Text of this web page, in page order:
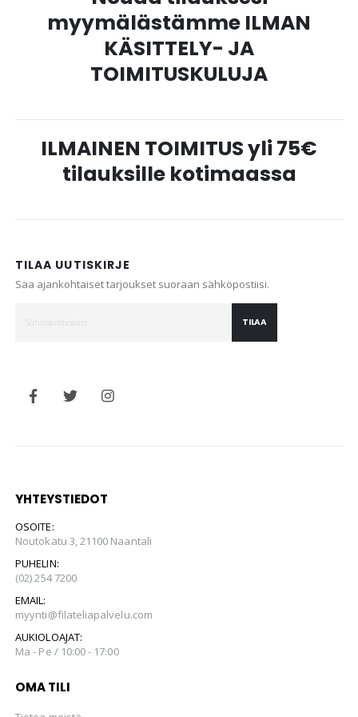
myymälästämme ILMAN
KÄSITTELY- JA
TOIMITUSKULUJA
ILMAINEN TOIMITUS yli 75€
tilauksille kotimaassa
TILAA UUTISKIRJE
Saa ajankohtaiset tarjoukset suoraan sähköpostiisi.
TILAA
YHTEYSTIEDOT
OSOITE:
Noutokatu 3, 21100 Naantali
PUHELIN:
(02) 254 7200
EMAIL:
myynti@filateliapalvelu.com
AUKIOLOAJAT:
Ma - Pe / 10:00 - 17:00
OMA TILI